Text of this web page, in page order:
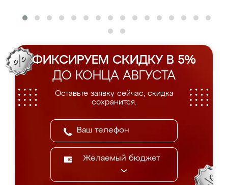
ФИКСИРУЕМ СКИДКУ В 5%
ДО КОНЦА АВГУСТА
Оставьте заявку сейчас, скидка
сохранится.
Желаемый бюджет